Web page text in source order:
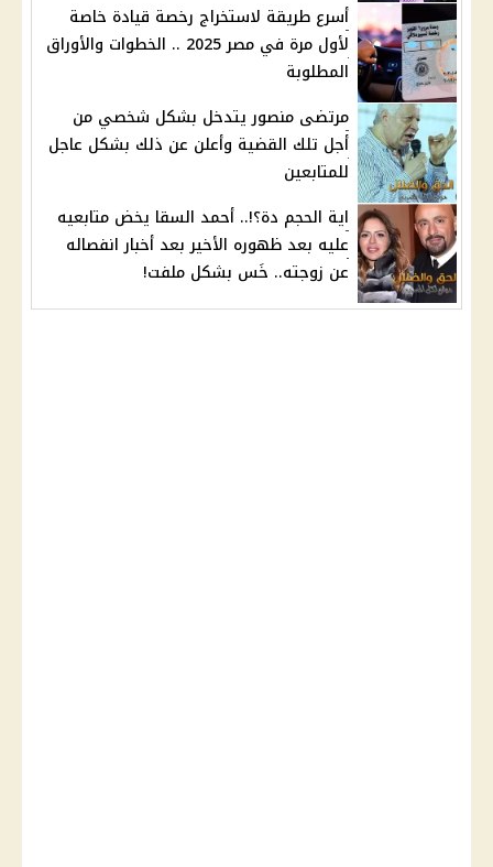
أسرع طريقة لاستخراج رخصة قيادة خاصة
لأول مرة في مصر 2025 .. الخطوات والأوراق
المطلوبة
مرتضى منصور يتدخل بشكل شخصي من
أجل تلك القضية وأعلن عن ذلك بشكل عاجل
للمتابعين
اية الحجم دة؟!.. أحمد السقا يخض متابعيه
عليه بعد ظهوره الأخير بعد أخبار انفصاله
عن زوجته.. خَس بشكل ملفت!